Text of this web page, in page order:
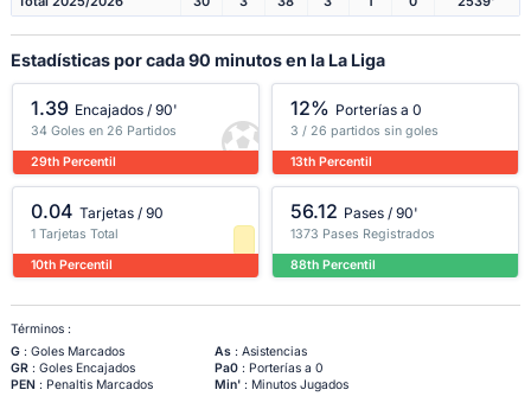
Estadísticas por cada 90 minutos en la La Liga
1.39 Encajados / 90'
34 Goles en 26 Partidos
29th Percentil
12% Porterías a 0
3 / 26 partidos sin goles
13th Percentil
0.04 Tarjetas / 90
1 Tarjetas Total
10th Percentil
56.12 Pases / 90'
1373 Pases Registrados
88th Percentil
Términos :
G: Goles Marcados As: Asistencias
GR: Goles Encajados Pa0: Porterías a 0
PEN: Penaltis Marcados Min': Minutos Jugados